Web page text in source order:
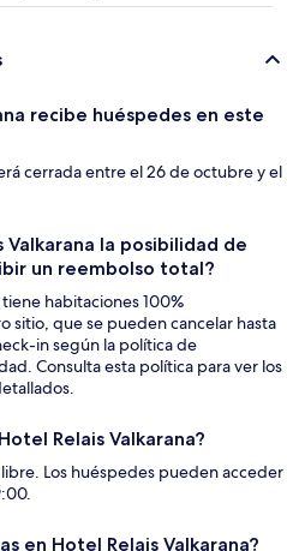
recibe huéspedes en este
cerrada entre el 26 de octubre y el
la posibilidad de
un reembolso total?
tiene habitaciones 100%
sitio, que se pueden cancelar hasta
in según la política de
Consulta esta política para ver los
Relais Valkarana?
libre. Los huéspedes pueden acceder
en Hotel Relais Valkarana?